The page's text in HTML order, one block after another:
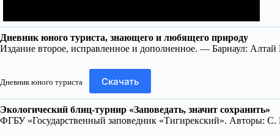
Дневник юного туриста, знающего и любящего природу
Издание второе, исправленное и дополненное. — Барнаул:
Дневник юного туриста Скачать
Экологический блиц-турнир «Заповедать, значит сохранить»
ФГБУ «Государственный заповедник «Тигирекский». Авторы: